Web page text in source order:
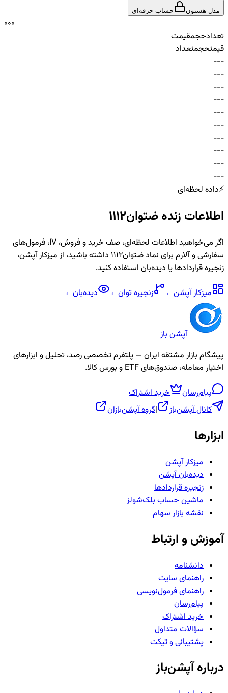
مدل هستون حساب حرفه‌ای
000
تعدادحجمقیمت
قیمتحجمتعداد
-
-
-
-
-
-
-
-
-
-
-
-
-
-
-
-
-
-
-
-
-
-
-
-
-
-
-
-
-
-
⚡داده لحظه‌ای
اطلاعات زندهضتوان1112
اگر می‌خواهید اطلاعات لحظه‌ای، صف خرید و فروش، IV، فرمول‌های
سفارشی و آلارم برای نمادضتوان1112
داشته باشید، از میزکار آپشن،
زنجیره قراردادها یا دیده‌بان استفاده کنید.
میزکار آپشن← زنجیرهتوان← دیده‌بان←
آپشن باز
پیشگام بازار مشتقه ایران — پلتفرم تخصصی رصد، تحلیل و ابزارهای
اختیار معامله، صندوق‌های ETF و بورس کالا.
پیام‌رسان
خرید اشتراک
کانال آپشن‌باز
|گروه آپشن‌بازان
ابزارها
میزکار آپشن
دیده‌بان آپشن
زنجیره قراردادها
ماشین حساب بلک‌شولز
نقشه بازار سهام
آموزش و ارتباط
دانشنامه
راهنمای سایت
راهنمای فرمول‌نویسی
پیام‌رسان
خرید اشتراک
سؤالات متداول
پشتیبانی و تیکت
درباره آپشن‌باز